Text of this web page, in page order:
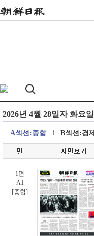
A섹션:종합 B섹션:경제
1면
A1
[종합]